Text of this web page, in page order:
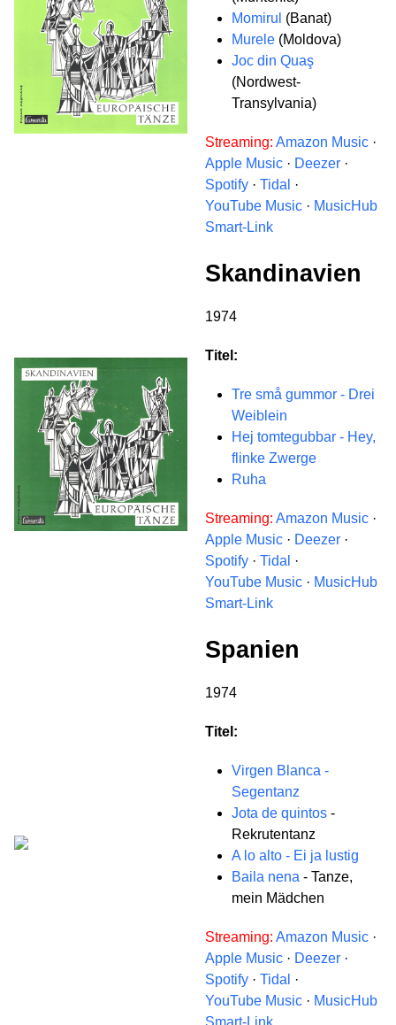
Momirul (Banat)
Murele (Moldova)
Joc din Quaş
(Nordwest-
Transylvania)
Streaming: Amazon Music ·
Apple Music · Deezer ·
Spotify · Tidal ·
YouTube Music · MusicHub
Smart-Link
Skandinavien
1974
Titel:
Tre små gummor - Drei
Weiblein
Hej tomtegubbar - Hey,
flinke Zwerge
Ruha
Streaming: Amazon Music ·
Apple Music · Deezer ·
Spotify · Tidal ·
YouTube Music · MusicHub
Smart-Link
Spanien
1974
Titel:
Virgen Blanca -
Segentanz
Jota de quintos -
Rekrutentanz
A lo alto - Ei ja lustig
Baila nena - Tanze,
mein Mädchen
Streaming: Amazon Music ·
Apple Music · Deezer ·
Spotify · Tidal ·
YouTube Music · MusicHub
Smart-Link